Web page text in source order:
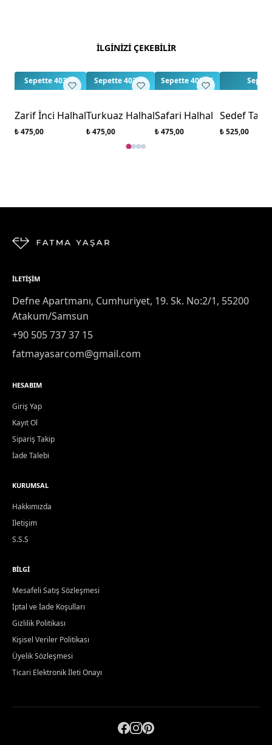
Bu ürün için henüz değerlendirme yapılmamış.
İLGİNİZİ ÇEKEBİLİR
Sepette 403,75
Zarif İnci Halhal
₺ 475,00
Sepette 403,75
Turkuaz Halhal
₺ 475,00
Sepette 403,75
Safari Halhal
₺ 475,00
Sedef Taşı
₺ 525,00
İLETIŞIM
Defne Apartmanı, Cumhuriyet, 19. Sk. No:2/1, 55200
Atakum/Samsun
+90 505 737 37 15
fatmayasarcom@gmail.com
HESABIM
Giriş Yap
Kayıt Ol
Sipariş Takip
İade Talebi
KURUMSAL
Hakkımızda
İletişim
S.S.S
BILGI
Mesafeli Satış Sözleşmesi
İptal ve İade Koşulları
Gizlilik Politikası
Kişisel Veriler Politikası
Üyelik Sözleşmesi
Ticari Elektronik İleti Onayı